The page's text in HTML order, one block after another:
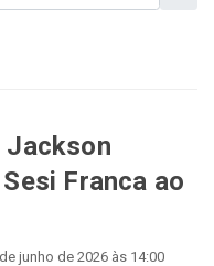
Jackson
Franca ao
junho de 2026 às 14:00